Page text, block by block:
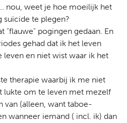
nou, weet je hoe moeilijk het
te plegen?
"flauwe" pogingen gedaan. En
gehad dat ik het leven
en niet wist waar ik het
therapie waarbij ik me niet
lukte om te leven met mezelf
van (alleen, want taboe-
wanneer iemand ( incl. ik) dan